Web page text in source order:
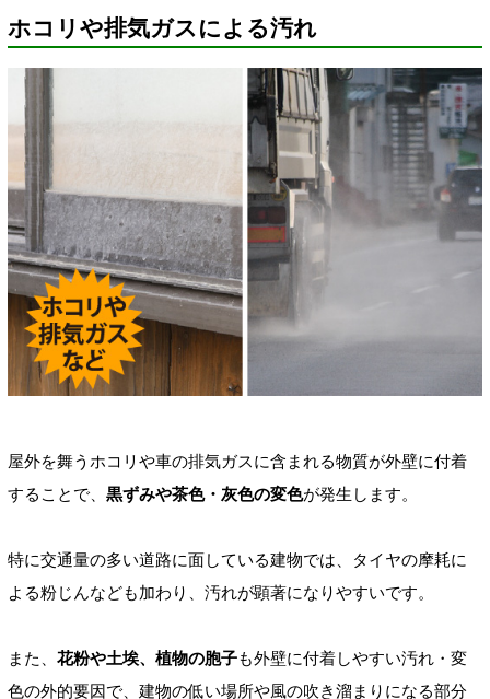
ホコリや排気ガスによる汚れ
屋外を舞うホコリや車の排気ガスに含まれる物質が外壁に付着
することで、 黒ずみや茶色・灰色の変色が発生します。
特に交通量の多い道路に面している建物では、タイヤの摩耗に
よる粉じんなども加わり、汚れが顕著になりやすいです。
また、 花粉や土埃、植物の胞子も外壁に付着しやすい汚れ・変
色の外的要因で、建物の低い場所や風の吹き溜まりになる部分